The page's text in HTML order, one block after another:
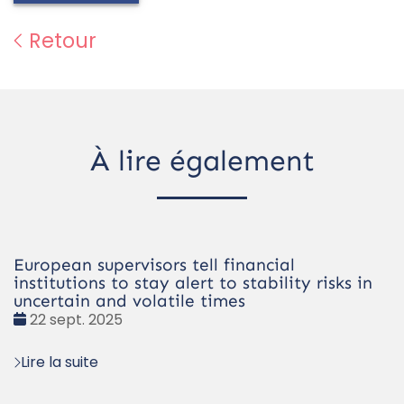
Retour
À lire également
European supervisors tell financial
institutions to stay alert to stability risks in
uncertain and volatile times
Date
22 sept. 2025
Lire la suite